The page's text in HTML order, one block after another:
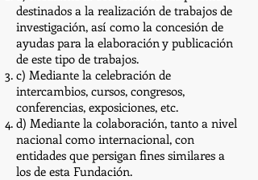
destinados a la realización de trabajos de
investigación, así como la concesión de
ayudas para la elaboración y publicación
de este tipo de trabajos.
c) Mediante la celebración de
intercambios, cursos, congresos,
conferencias, exposiciones, etc.
d) Mediante la colaboración, tanto a nivel
nacional como internacional, con
entidades que persigan fines similares a
los de esta Fundación.